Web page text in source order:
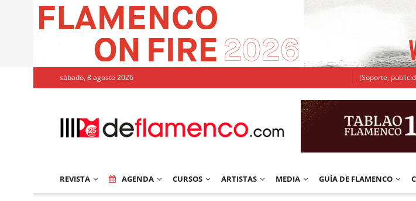
sábado, 8 agosto 2026 [Soporte,
REVISTA AGENDA CURSOS ARTISTAS MEDIA GUÍA DE FLAMENCO